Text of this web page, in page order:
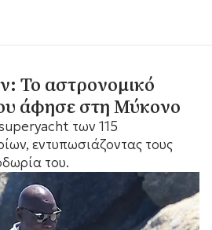
Το αστρονομικό
άφησε στη Μύκονο
των 115
εντυπωσιάζοντας τους
του.